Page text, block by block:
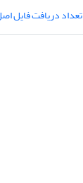
تعداد دریافت فایل